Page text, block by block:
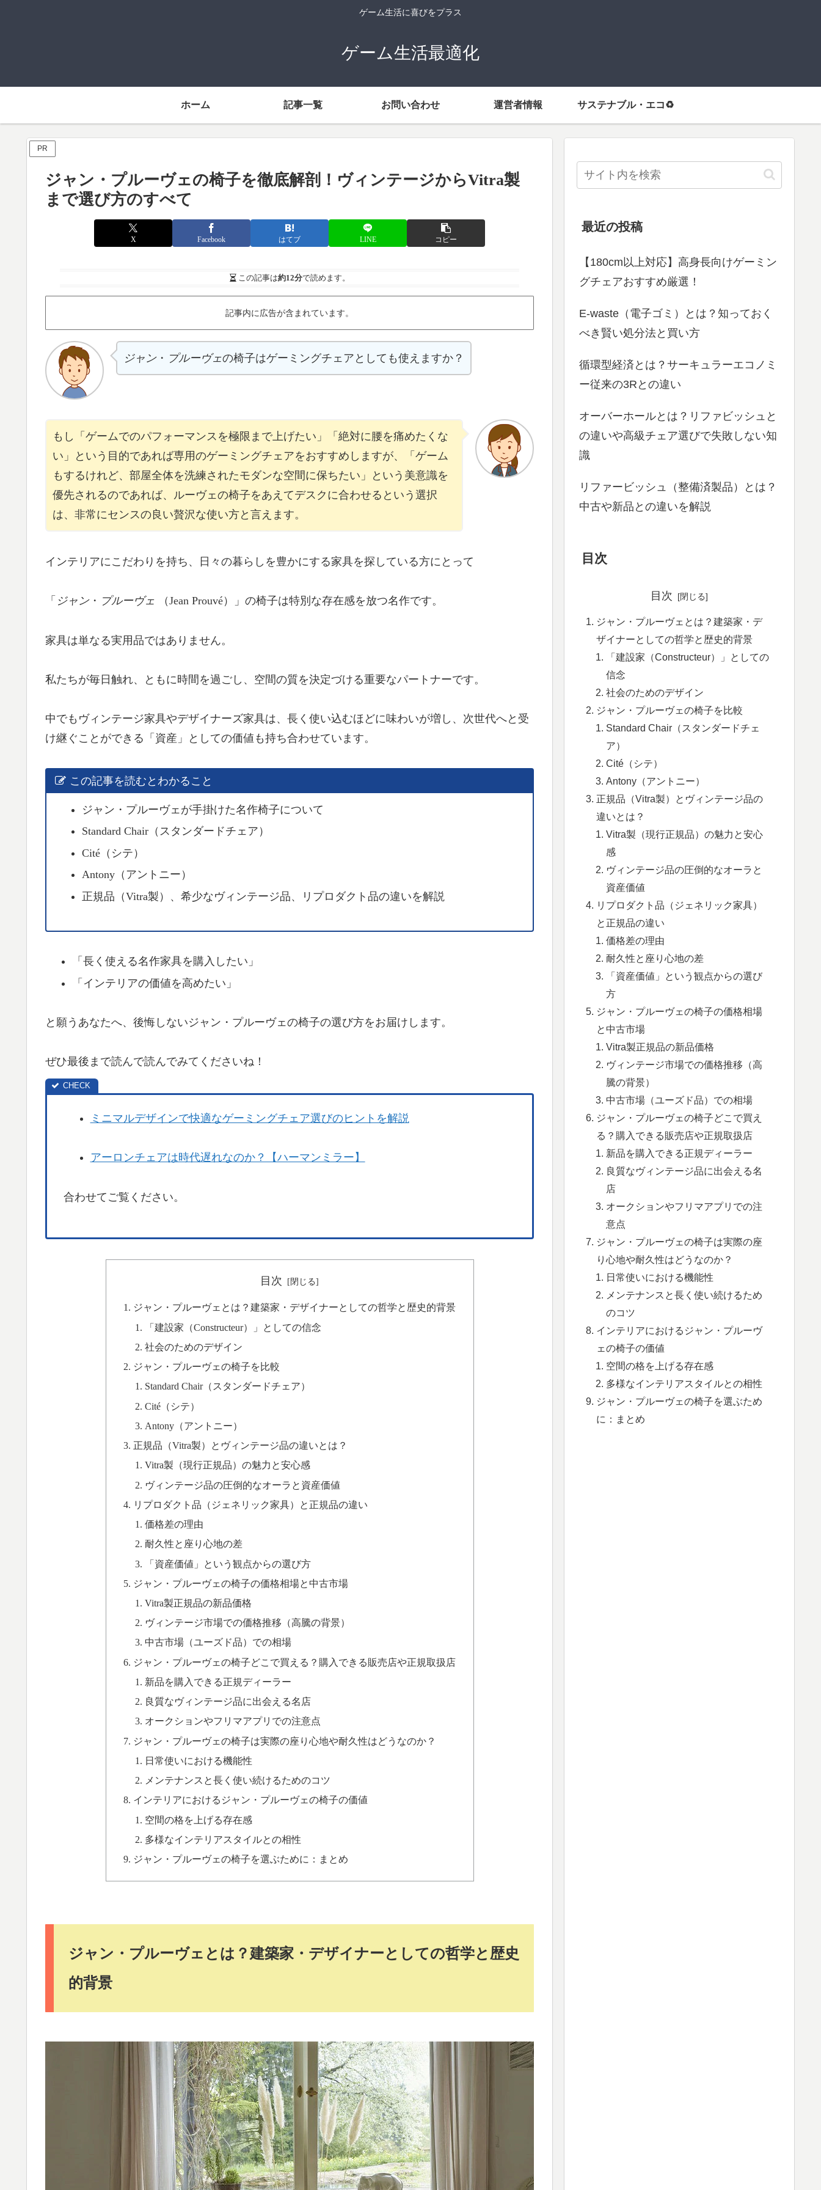
ゲーム生活に喜びをプラス
ゲーム生活最適化
ホーム 記事一覧 お問い合わせ 運営者情報 サステナブル・エコ♻️
PR
ジャン・プルーヴェの椅子を徹底解剖！ヴィンテージからVitra製
まで選び方のすべて
X Facebook はてブ LINE コピー
この記事は約12分で読めます。
記事内に広告が含まれています。
ジャン・ プルーヴェの椅子はゲーミングチェアとしても使えますか？
もし「ゲームでのパフォーマンスを極限まで上げたい」「絶対に腰を痛めたくな
い」という目的であれば専用のゲーミングチェアをおすすめしますが、「ゲーム
もするけれど、部屋全体を洗練されたモダンな空間に保ちたい」という美意識を
優先されるのであれば、ルーヴェの椅子をあえてデスクに合わせるという選択
は、非常にセンスの良い贅沢な使い方と言えます。
インテリアにこだわりを持ち、日々の暮らしを豊かにする家具を探している方にとって
「 ジャン・ プルーヴェ （Jean Prouvé）」の椅子は特別な存在感を放つ名作です。
家具は単なる実用品ではありません。
私たちが毎日触れ、ともに時間を過ごし、空間の質を決定づける重要なパートナーです。
中でもヴィンテージ家具やデザイナーズ家具は、長く使い込むほどに味わいが増し、次世代へと受
け継ぐことができる「資産」としての価値も持ち合わせています。
この記事を読むとわかること
ジャン・プルーヴェが手掛けた名作椅子について
Standard Chair（スタンダードチェア）
Cité（シテ）
Antony（アントニー）
正規品（Vitra製）、希少なヴィンテージ品、リプロダクト品の違いを解説
「長く使える名作家具を購入したい」
「インテリアの価値を高めたい」
と願うあなたへ、後悔しないジャン・プルーヴェの椅子の選び方をお届けします。
ぜひ最後まで読んで読んでみてくださいね！
ミニマルデザインで快適なゲーミングチェア選びのヒントを解説
アーロンチェアは時代遅れなのか？【ハーマンミラー】
合わせてご覧ください。
目次
ジャン・プルーヴェとは？建築家・デザイナーとしての哲学と歴史的背景
「建設家（Constructeur）」としての信念
社会のためのデザイン
ジャン・プルーヴェの椅子を比較
Standard Chair（スタンダードチェア）
Cité（シテ）
Antony（アントニー）
正規品（Vitra製）とヴィンテージ品の違いとは？
Vitra製（現行正規品）の魅力と安心感
ヴィンテージ品の圧倒的なオーラと資産価値
リプロダクト品（ジェネリック家具）と正規品の違い
価格差の理由
耐久性と座り心地の差
「資産価値」という観点からの選び方
ジャン・プルーヴェの椅子の価格相場と中古市場
Vitra製正規品の新品価格
ヴィンテージ市場での価格推移（高騰の背景）
中古市場（ユーズド品）での相場
ジャン・プルーヴェの椅子どこで買える？購入できる販売店や正規取扱店
新品を購入できる正規ディーラー
良質なヴィンテージ品に出会える名店
オークションやフリマアプリでの注意点
ジャン・プルーヴェの椅子は実際の座り心地や耐久性はどうなのか？
日常使いにおける機能性
メンテナンスと長く使い続けるためのコツ
インテリアにおけるジャン・プルーヴェの椅子の価値
空間の格を上げる存在感
多様なインテリアスタイルとの相性
ジャン・プルーヴェの椅子を選ぶために：まとめ
ジャン・プルーヴェとは？建築家・デザイナーとしての哲学と歴史
的背景
最近の投稿
【180cm以上対応】高身長向けゲーミン
グチェアおすすめ厳選！
E-waste（電子ゴミ）とは？知っておく
べき賢い処分法と買い方
循環型経済とは？サーキュラーエコノミ
ー従来の3Rとの違い
オーバーホールとは？リファビッシュと
の違いや高級チェア選びで失敗しない知
識
リファービッシュ（整備済製品）とは？
中古や新品との違いを解説
目次
目次
ジャン・プルーヴェとは？建築家・デ
ザイナーとしての哲学と歴史的背景
「建設家（Constructeur）」としての
信念
社会のためのデザイン
ジャン・プルーヴェの椅子を比較
Standard Chair（スタンダードチェ
ア）
Cité（シテ）
Antony（アントニー）
正規品（Vitra製）とヴィンテージ品の
違いとは？
Vitra製（現行正規品）の魅力と安心
感
ヴィンテージ品の圧倒的なオーラと
資産価値
リプロダクト品（ジェネリック家具）
と正規品の違い
価格差の理由
耐久性と座り心地の差
「資産価値」という観点からの選び
方
ジャン・プルーヴェの椅子の価格相場
と中古市場
Vitra製正規品の新品価格
ヴィンテージ市場での価格推移（高
騰の背景）
中古市場（ユーズド品）での相場
ジャン・プルーヴェの椅子どこで買え
る？購入できる販売店や正規取扱店
新品を購入できる正規ディーラー
良質なヴィンテージ品に出会える名
店
オークションやフリマアプリでの注
意点
ジャン・プルーヴェの椅子は実際の座
り心地や耐久性はどうなのか？
日常使いにおける機能性
メンテナンスと長く使い続けるため
のコツ
インテリアにおけるジャン・プルーヴ
ェの椅子の価値
空間の格を上げる存在感
多様なインテリアスタイルとの相性
ジャン・プルーヴェの椅子を選ぶため
に：まとめ